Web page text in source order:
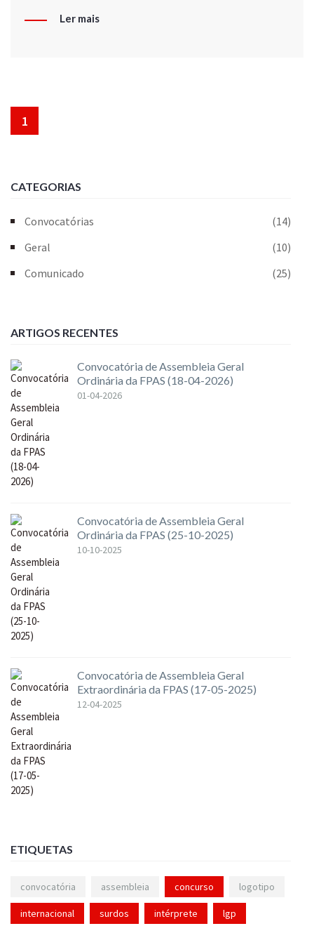
Ler mais
1
CATEGORIAS
Convocatórias
(14)
Geral
(10)
Comunicado
(25)
ARTIGOS RECENTES
Convocatória de Assembleia Geral
Ordinária da FPAS (18-04-2026)
01-04-2026
Convocatória de Assembleia Geral
Ordinária da FPAS (25-10-2025)
10-10-2025
Convocatória de Assembleia Geral
Extraordinária da FPAS (17-05-2025)
12-04-2025
ETIQUETAS
convocatória assembleia concurso logotipo
internacional surdos intérprete lgp